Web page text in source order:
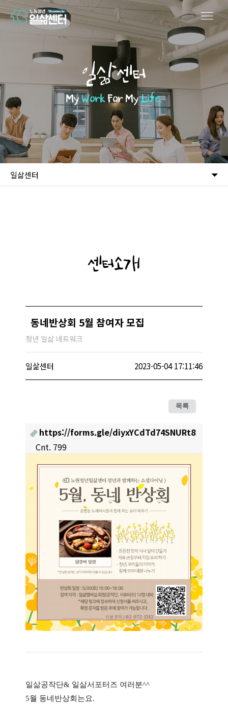
일삶센터
MyWorkFor MyLife.
일삶센터
센터소개
동네반상회 5월 참여자 모집
청년 일삶 네트워크
일삶센터 2023-05-04 17:11:46
목록
https://forms.gle/diyxYCdTd74SNURt8
Cnt. 799
일삶공작단& 일삶서포터즈 여러분^^
5월 동네반상회는요.